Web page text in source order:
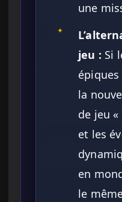
une
✦
jeu : Si
la
de jeu
et les
en
le